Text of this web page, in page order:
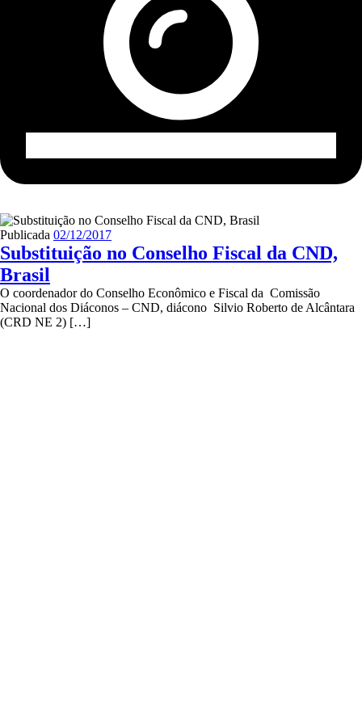
Publicada 02/12/2017
Substituição no Conselho Fiscal da CND,
Brasil
O coordenador do Conselho Econômico e Fiscal da Comissão
Nacional dos Diáconos – CND, diácono Silvio Roberto de Alcântara
(CRD NE 2) […]